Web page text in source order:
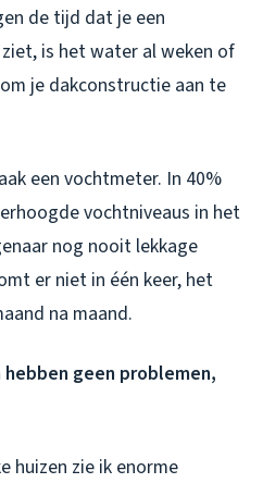
de tijd dat je een
is het water al weken of
je dakconstructie aan te
een vochtmeter. In 40%
vochtniveaus in het
nog nooit lekkage
er niet in één keer, het
na maand.
hebben geen problemen,
huizen zie ik enorme